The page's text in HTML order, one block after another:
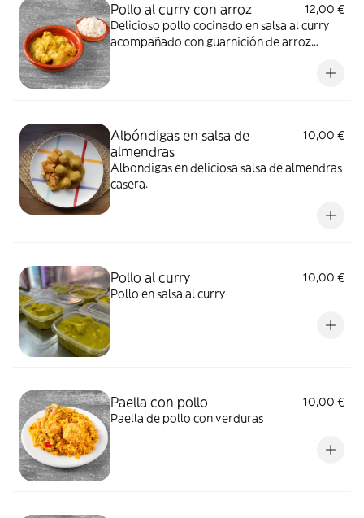
Pollo al curry con arroz
12,00 €
Delicioso pollo cocinado en salsa al curry
acompañado con guarnición de arroz
Albóndigas en salsa de
almendras
10,00 €
Albondigas en deliciosa salsa de almendras
casera.
Pollo al curry
10,00 €
Pollo en salsa al curry
Paella con pollo
10,00 €
Paella de pollo con verduras